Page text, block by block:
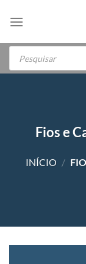
Pesquisar
produtos
Fios e
INÍCIO /